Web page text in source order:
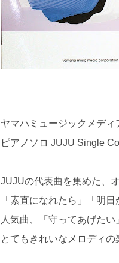
ヤマハミュージックメディ
ピアノソロ JUJU Single
JUJUの代表曲を集めた、
「素直になれたら」「明
人気曲、「守ってあげたい
とてもきれいなメロディ